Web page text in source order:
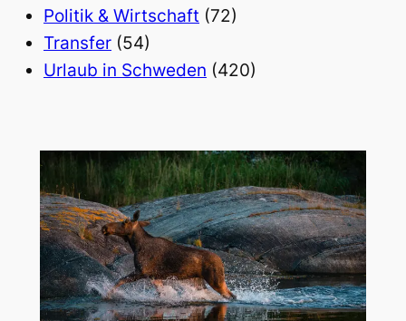
Politik & Wirtschaft (72)
Transfer (54)
Urlaub in Schweden (420)